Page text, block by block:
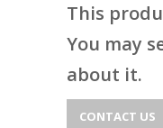
This
You may
about it.
CONTACT US